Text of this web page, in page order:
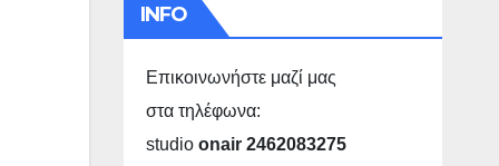
INFO
Επικοινωνήστε μαζί μας
στα τηλέφωνα:
studio onair 2462083275